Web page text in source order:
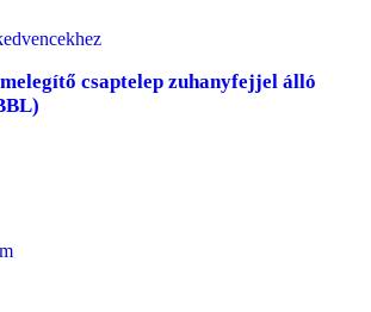
csaptelep zuhanyfejjel álló